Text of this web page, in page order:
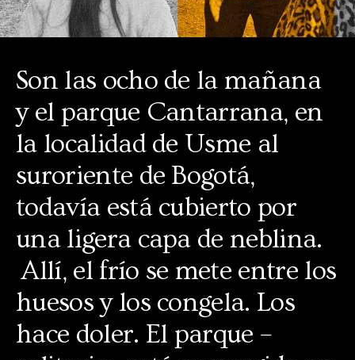
Son las ocho de la mañana
y el parque Cantarrana, en
la localidad de Usme al
suroriente de Bogotá,
todavía está cubierto por
una ligera capa de neblina.
Allí, el frío se mete entre los
huesos y los congela. Los
hace doler. El parque –